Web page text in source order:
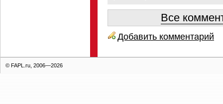
Все
Добавить комментарий
© FAPL.ru, 2006—2026